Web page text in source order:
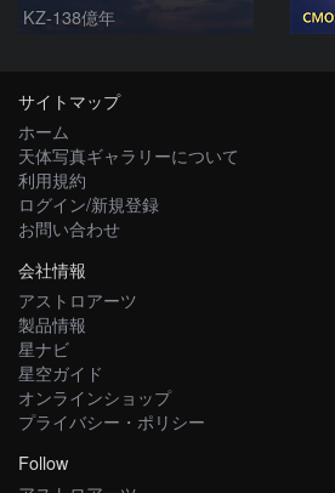
KZ-138億年
サイトマップ
ホーム
天体写真ギャラリーについて
利用規約
ログイン/新規登録
お問い合わせ
会社情報
アストロアーツ
製品情報
星ナビ
星空ガイド
オンラインショップ
プライバシー・ポリシー
Follow